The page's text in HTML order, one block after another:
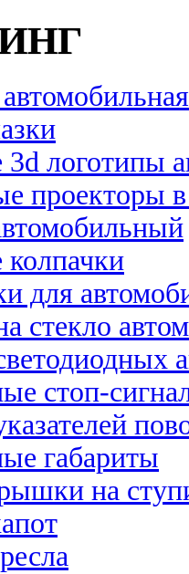
логотипы
проекторы
для
стекло
стоп-
габариты
на